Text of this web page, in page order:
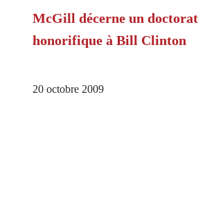
McGill décerne un doctorat
honorifique à Bill Clinton
20 octobre 2009